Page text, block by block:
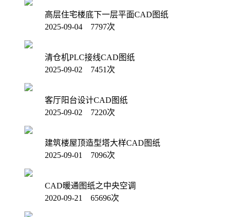
高层住宅楼底下一层平面CAD图纸
2025-09-04 7797次
清仓机PLC接线CAD图纸
2025-09-02 7451次
客厅阳台设计CAD图纸
2025-09-02 7220次
建筑楼屋顶造型塔大样CAD图纸
2025-09-01 7096次
CAD暖通图纸之中央空调
2020-09-21 65696次